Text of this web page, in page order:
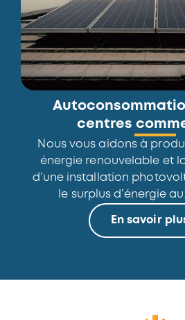
centres
Nous vous aidons à
énergie renouvelable et
d’une installation
le surplus d’énergie
En savoir